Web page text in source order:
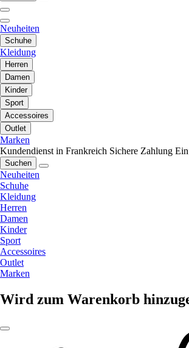
Neuheiten
Schuhe
Kleidung
Herren
Damen
Kinder
Sport
Accessoires
Outlet
Marken
Kundendienst in Frankreich Sichere Zahlung
Suchen
Neuheiten
Schuhe
Kleidung
Herren
Damen
Kinder
Sport
Accessoires
Outlet
Marken
Wird zum Warenkorb